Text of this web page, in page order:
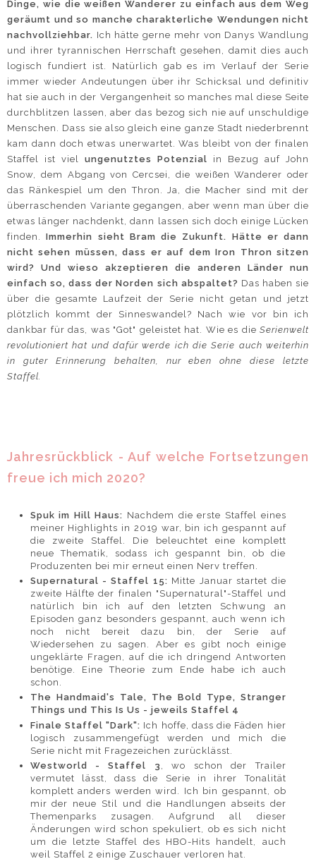
Dinge, wie die weißen Wanderer zu einfach aus dem Weg
geräumt und so manche charakterliche Wendungen nicht
nachvollziehbar. Ich hätte gerne mehr von Danys Wandlung
und ihrer tyrannischen Herrschaft gesehen, damit dies auch
logisch fundiert ist. Natürlich gab es im Verlauf der Serie
immer wieder Andeutungen über ihr Schicksal und definitiv
hat sie auch in der Vergangenheit so manches mal diese Seite
durchblitzen lassen, aber das bezog sich nie auf unschuldige
Menschen. Dass sie also gleich eine ganze Stadt niederbrennt
kam dann doch etwas unerwartet. Was bleibt von der finalen
Staffel ist viel ungenutztes Potenzial in Bezug auf John
Snow, dem Abgang von Cercsei, die weißen Wanderer oder
das Ränkespiel um den Thron. Ja, die Macher sind mit der
überraschenden Variante gegangen, aber wenn man über die
etwas länger nachdenkt, dann lassen sich doch einige Lücken
finden. Immerhin sieht Bram die Zukunft. Hätte er dann
nicht sehen müssen, dass er auf dem Iron Thron sitzen
wird? Und wieso akzeptieren die anderen Länder nun
einfach so, dass der Norden sich abspaltet? Das haben sie
über die gesamte Laufzeit der Serie nicht getan und jetzt
plötzlich kommt der Sinneswandel? Nach wie vor bin ich
dankbar für das, was "Got" geleistet hat. Wie es die Serienwelt
revolutioniert hat und dafür werde ich die Serie auch weiterhin
in guter Erinnerung behalten, nur eben ohne diese letzte
Staffel.
Jahresrückblick - Auf welche Fortsetzungen
freue ich mich 2020?
Spuk im Hill Haus: Nachdem die erste Staffel eines
meiner Highlights in 2019 war, bin ich gespannt auf
die zweite Staffel. Die beleuchtet eine komplett
neue Thematik, sodass ich gespannt bin, ob die
Produzenten bei mir erneut einen Nerv treffen.
Supernatural - Staffel 15: Mitte Januar startet die
zweite Hälfte der finalen "Supernatural"-Staffel und
natürlich bin ich auf den letzten Schwung an
Episoden ganz besonders gespannt, auch wenn ich
noch nicht bereit dazu bin, der Serie auf
Wiedersehen zu sagen. Aber es gibt noch einige
ungeklärte Fragen, auf die ich dringend Antworten
benötige. Eine Theorie zum Ende habe ich auch
schon.
The Handmaid's Tale, The Bold Type, Stranger
Things und This Is Us - jeweils Staffel 4
Finale Staffel "Dark": Ich hoffe, dass die Fäden hier
logisch zusammengefügt werden und mich die
Serie nicht mit Fragezeichen zurücklässt.
Westworld - Staffel 3
, wo schon der Trailer
vermutet lässt, dass die Serie in ihrer Tonalität
komplett anders werden wird. Ich bin gespannt, ob
mir der neue Stil und die Handlungen abseits der
Themenparks zusagen. Aufgrund all dieser
Änderungen wird schon spekuliert, ob es sich nicht
um die letzte Staffel des HBO-Hits handelt, auch
weil Staffel 2 einige Zuschauer verloren hat.